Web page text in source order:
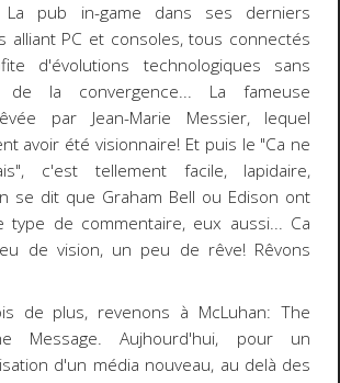
La pub in-game dans ses derniers
alliant PC et consoles, tous connectés
d'évolutions technologiques sans
de la convergence... La fameuse
par Jean-Marie Messier, lequel
avoir été visionnaire! Et puis le "Ca ne
c'est tellement facile, lapidaire,
se dit que Graham Bell ou Edison ont
type de commentaire, eux aussi... Ca
de vision, un peu de rêve! Rêvons
de plus, revenons à McLuhan:The
Message. Aujhourd'hui, pour un
d'un média nouveau, au delà des